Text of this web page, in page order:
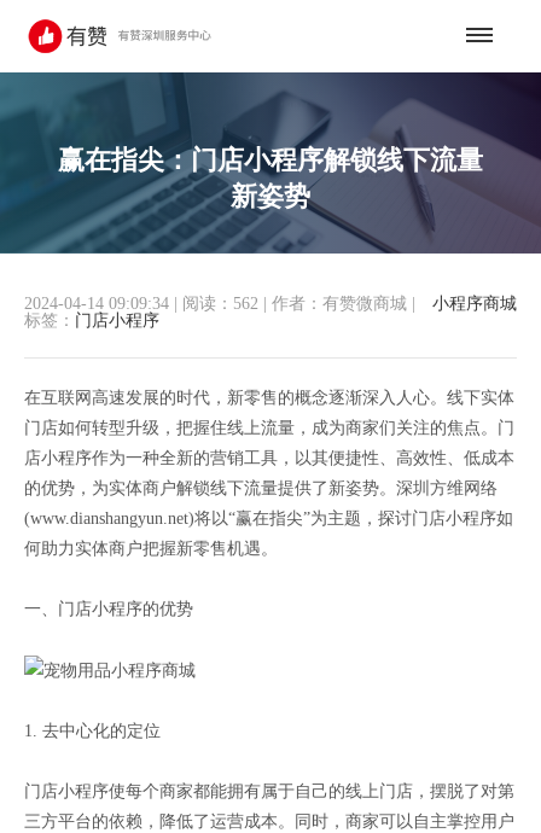
赢在指尖：门店小程序解锁线下流量
新姿势
小程序商城
2024-04-14 09:09:34 阅读：562 作者：有赞微商城
标签： 门店小程序
在互联网高速发展的时代，新零售的概念逐渐深入人心。线下实体
门店如何转型升级，把握住线上流量，成为商家们关注的焦点。门
店小程序作为一种全新的营销工具，以其便捷性、高效性、低成本
的优势，为实体商户解锁线下流量提供了新姿势。深圳方维网络
(www.dianshangyun.net)将以“赢在指尖”为主题，探讨门店小程序如
何助力实体商户把握新零售机遇。
一、门店小程序的优势
1. 去中心化的定位
门店小程序使每个商家都能拥有属于自己的线上门店，摆脱了对第
三方平台的依赖，降低了运营成本。同时，商家可以自主掌控用户